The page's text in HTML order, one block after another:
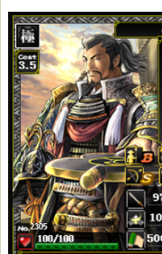
3
0
5
小
早
川
隆